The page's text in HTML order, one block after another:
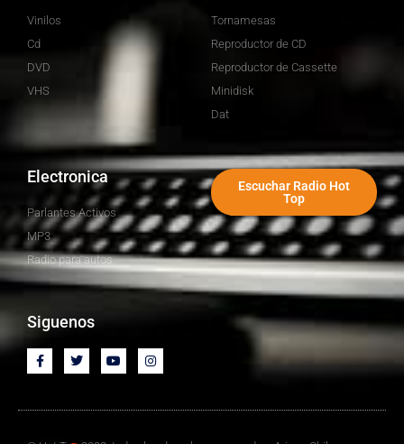
Vinilos
Cd
DVD
VHS
Tornamesas
Reproductor de CD
Reproductor de Cassette
Minidisk
Dat
Electronica
Parlantes Activos
MP3
Radio para autos
Escuchar Radio Hot
Top
Siguenos